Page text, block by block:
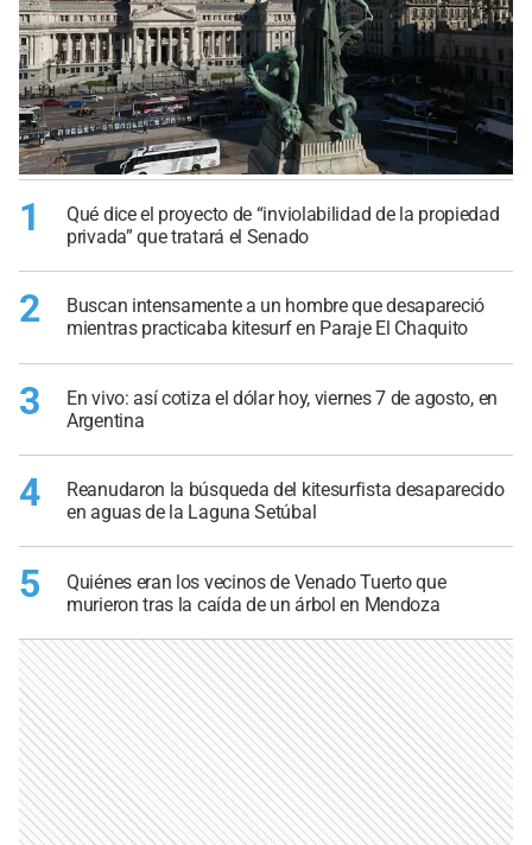
1
Qué dice el proyecto de “inviolabilidad de la propiedad
privada” que tratará el Senado
2
Buscan intensamente a un hombre que desapareció
mientras practicaba kitesurf en Paraje El Chaquito
3
En vivo: así cotiza el dólar hoy, viernes 7 de agosto, en
Argentina
4
Reanudaron la búsqueda del kitesurfista desaparecido
en aguas de la Laguna Setúbal
5
Quiénes eran los vecinos de Venado Tuerto que
murieron tras la caída de un árbol en Mendoza